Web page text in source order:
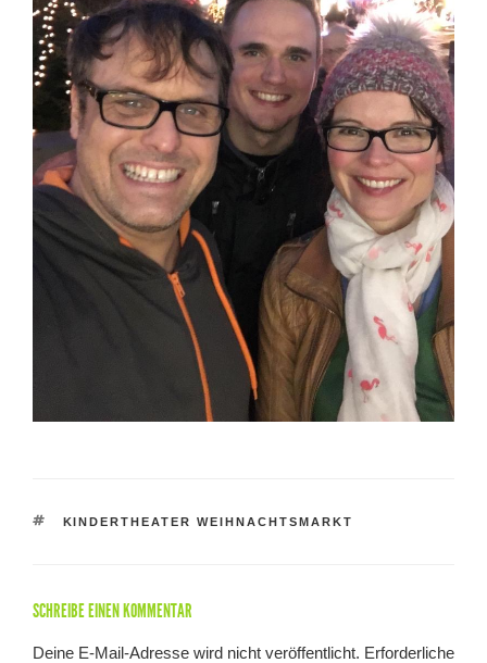
SCHLAGWÖRTER
KINDERTHEATER WEIHNACHTSMARKT
SCHREIBE EINEN KOMMENTAR
Deine E-Mail-Adresse wird nicht veröffentlicht. Erforderliche